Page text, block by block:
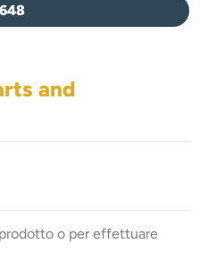
and
o per effettuare